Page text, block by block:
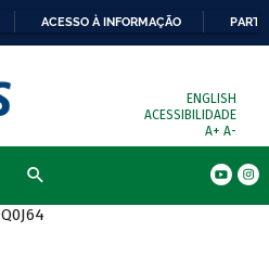
ACESSO À INFORMAÇÃO
ENGLISH
ACESSIBILIDADE
A+ A-